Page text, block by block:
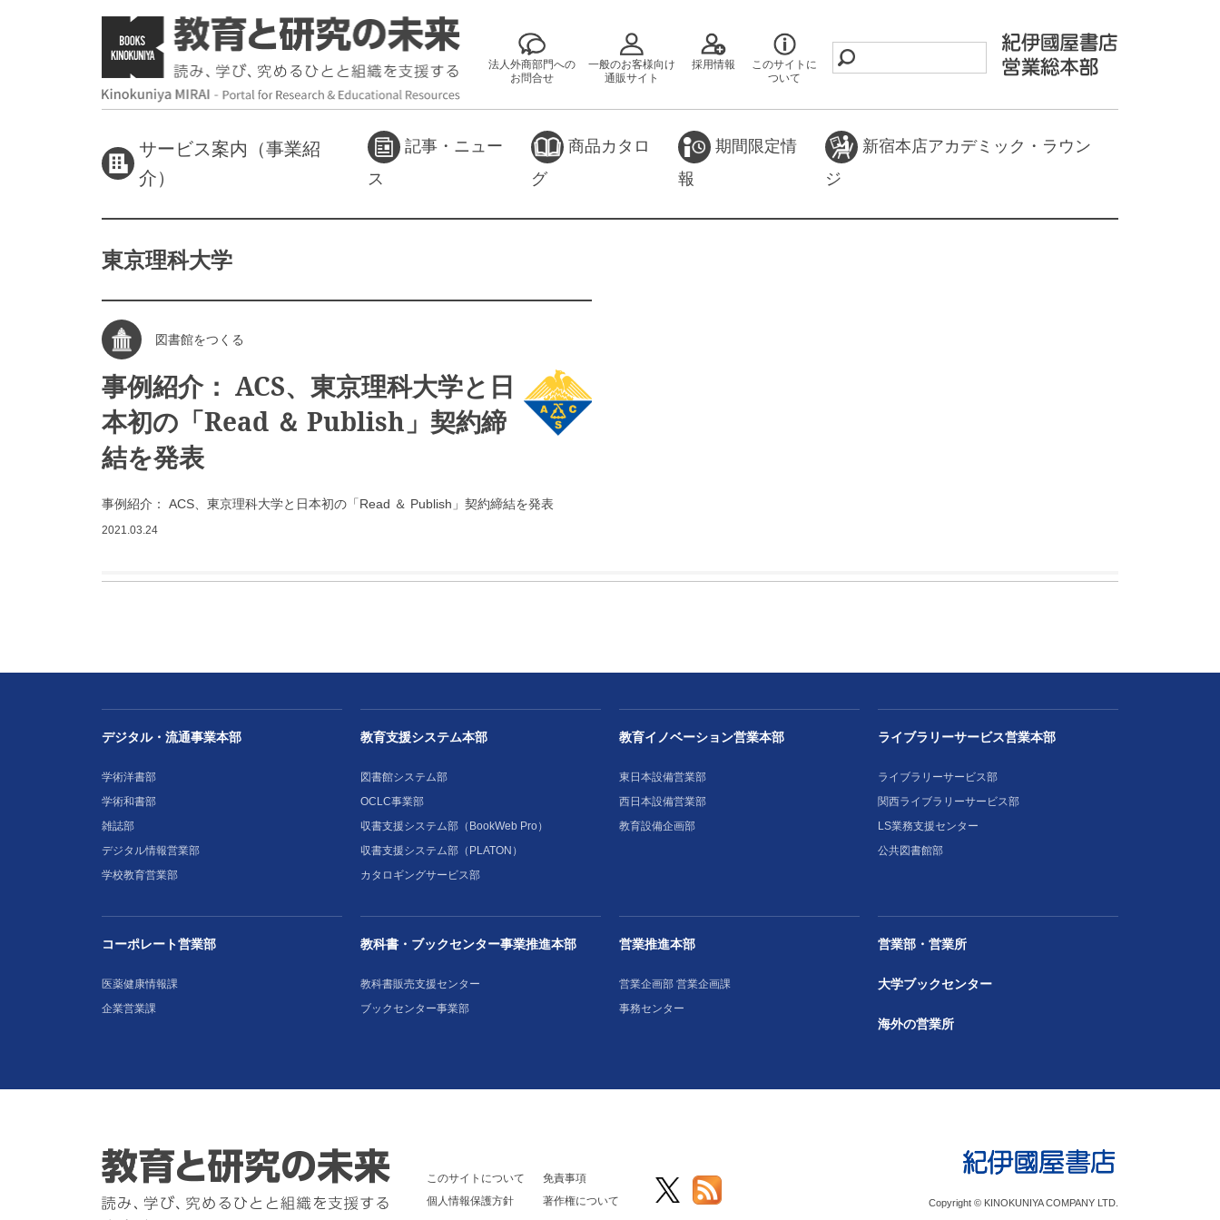
法人外商部門への
お問合せ
一般のお客様向け
通販サイト
採用情報
このサイトに
ついて
サービス案内（事業紹
介）
記事・ニュー
ス
商品カタロ
グ
期間限定情
報
新宿本店アカデミック・ラウン
ジ
東京理科大学
図書館をつくる
事例紹介： ACS、東京理科大学と日
本初の「Read ＆ Publish」契約締
結を発表
事例紹介： ACS、東京理科大学と日本初の「Read ＆ Publish」契約締結を発表
2021.03.24
デジタル・流通事業本部
学術洋書部
学術和書部
雑誌部
デジタル情報営業部
学校教育営業部
教育支援システム本部
図書館システム部
OCLC事業部
収書支援システム部（BookWeb Pro）
収書支援システム部（PLATON）
カタロギングサービス部
教育イノベーション営業本部
東日本設備営業部
西日本設備営業部
教育設備企画部
ライブラリーサービス営業本部
ライブラリーサービス部
関西ライブラリーサービス部
LS業務支援センター
公共図書館部
コーポレート営業部
医薬健康情報課
企業営業課
教科書・ブックセンター事業推進本部
教科書販売支援センター
ブックセンター事業部
営業推進本部
営業企画部 営業企画課
事務センター
営業部・営業所
大学ブックセンター
海外の営業所
このサイトについて
個人情報保護方針
免責事項
著作権について
Copyright © KINOKUNIYA COMPANY LTD.